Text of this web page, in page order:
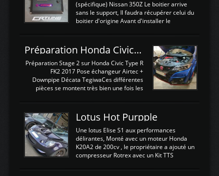
(spécifique) Nissan 350Z Le boitier arrive
sans le support, Il faudra récupérer celui du
boitier d'origine Avant d'installer le
d'envoyer l'information de la large bande
dans le boitier. sydney sweeney deepfake
La sortie 0-5V de l'afr sera connectée sur
l'entrée AN Volt 8 et GndAN pour
Analogique, et Volt car l'information est une
tension (Pas une résistance variable d'un
est temps de brancher le ...
Préparation Honda Civic Type R FK2
Préparation Stage 2 sur Honda Civic Type R
FK2 2017 Pose échangeur Airtec +
Downpipe Décata TegiwaCes différentes
pièces se montent très bien une fois les
légere découpe du plastique inferieur,
negénant en rien la structure ou le
fonctionnement du fond plat. Une
reprogrammation Stage 2 est faite sur le
calculateur d'origine. Une alternative
économique au passage sur Hondata
d'origine 310cv et 400Nn , Une fois
Lotus Hot Purpple
Une lotus Elise S1 aux performances
délirantes, Monté avec un moteur Honda
K20A2 de 200cv , le propriétaire a ajouté un
compresseur Rotrex avec un Kit TTS